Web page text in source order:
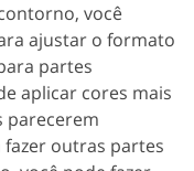
você
ajustar o formato
partes
aplicar cores mais
parecerem
outras partes